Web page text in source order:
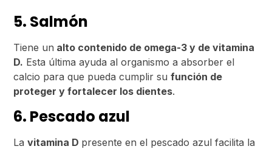
5. Salmón
Tiene un alto contenido de omega-3 y de vitamina
D. Esta última ayuda al organismo a absorber el
calcio para que pueda cumplir sufunción de
proteger y fortalecer los dientes.
6. Pescado azul
Lavitamina D presente en el pescado azul facilita la